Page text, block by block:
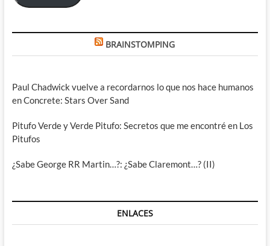
BRAINSTOMPING
Paul Chadwick vuelve a recordarnos lo que nos hace humanos
en Concrete: Stars Over Sand
Pitufo Verde y Verde Pitufo: Secretos que me encontré en Los
Pitufos
¿Sabe George RR Martin…?: ¿Sabe Claremont…? (II)
ENLACES